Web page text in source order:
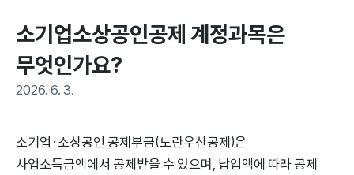
소기업소상공인공제 계정과목은
무엇인가요?
2026. 6. 3.
소기업·소상공인 공제부금(노란우산공제)은
사업소득금액에서 공제받을 수 있으며, 납입액에 따라 공제